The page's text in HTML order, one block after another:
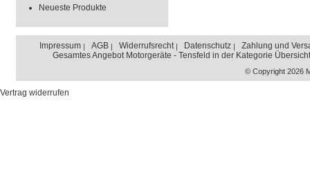
Neueste Produkte
Impressum AGB Widerrufsrecht Datenschutz
Zahlung und
Gesamtes Angebot Motorgeräte - Tensfeld in der Kategorie Übersicht
© Copyright 2026
Vertrag widerrufen